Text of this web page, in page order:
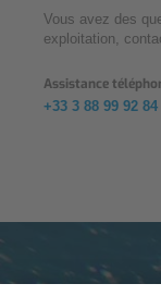
Vous avez des
exploitation,
Assistance
+33 3 88 99 92 84